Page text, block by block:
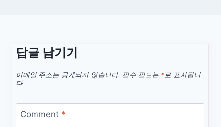
답글 남기기
이메일 주소는 공개되지 않습니다. 필수 필드는 *로 표시됩니
다
Comment *